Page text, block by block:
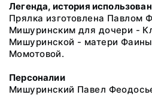
Легенда, история
Прялка изготовлена Павлом
Мишуринским для дочери -
Мишуринской - матери
Момотовой.
Персоналии
Мишуринский Павел